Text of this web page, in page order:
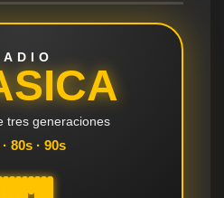
tres generaciones
80s · 90s